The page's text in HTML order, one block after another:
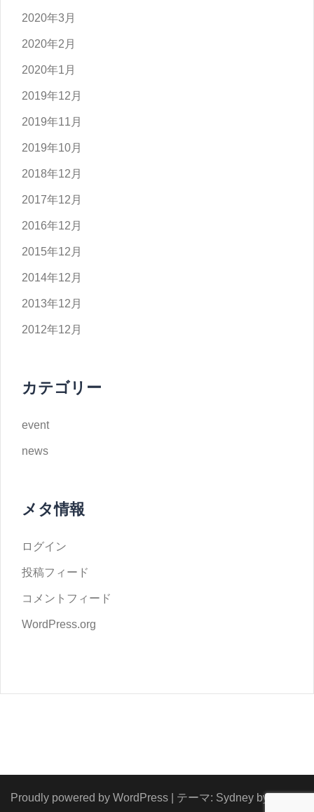
2020年3月
2020年2月
2020年1月
2019年12月
2019年11月
2019年10月
2018年12月
2017年12月
2016年12月
2015年12月
2014年12月
2013年12月
2012年12月
カテゴリー
event
news
メタ情報
ログイン
投稿フィード
コメントフィード
WordPress.org
Proudly powered by WordPress テーマ: Sydney by